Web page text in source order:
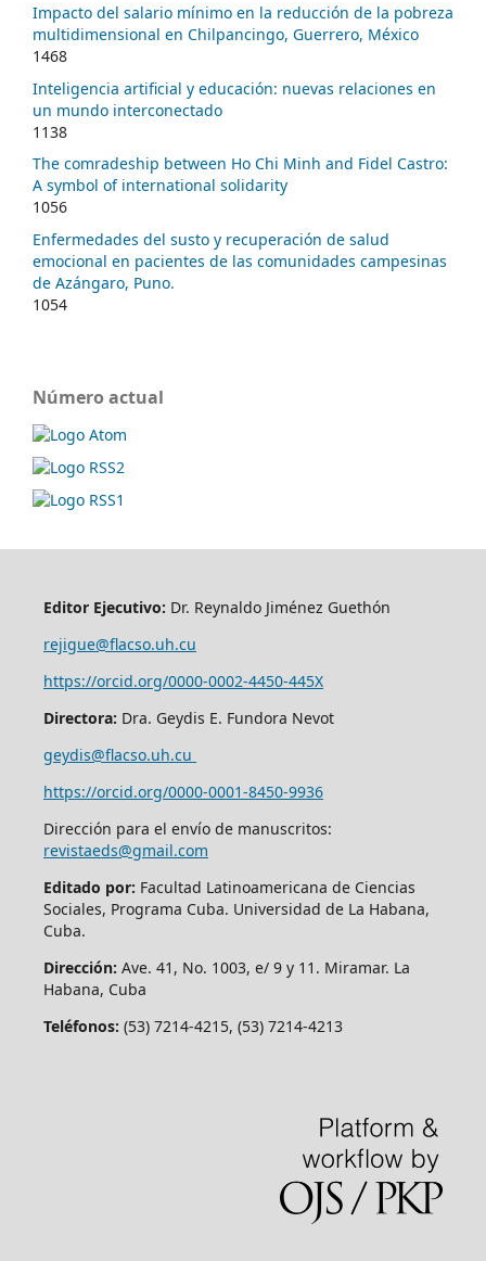
Impacto del salario mínimo en la reducción de la pobreza
multidimensional en Chilpancingo, Guerrero, México
1468
Inteligencia artificial y educación: nuevas relaciones en
un mundo interconectado
1138
The comradeship between Ho Chi Minh and Fidel Castro:
A symbol of international solidarity
1056
Enfermedades del susto y recuperación de salud
emocional en pacientes de las comunidades campesinas
de Azángaro, Puno.
1054
Número actual
Editor Ejecutivo: Dr. Reynaldo Jiménez Guethón
rejigue@flacso.uh.cu
https://orcid.org/0000-0002-4450-445X
Directora: Dra. Geydis E. Fundora Nevot
geydis@flacso.uh.cu
https://orcid.org/0000-0001-8450-9936
Dirección para el envío de manuscritos:
revistaeds@gmail.com
Editado por: Facultad Latinoamericana de Ciencias
Sociales, Programa Cuba. Universidad de La Habana,
Cuba.
Dirección: Ave. 41, No. 1003, e/ 9 y 11. Miramar. La
Habana, Cuba
Teléfonos: (53) 7214-4215, (53) 7214-4213